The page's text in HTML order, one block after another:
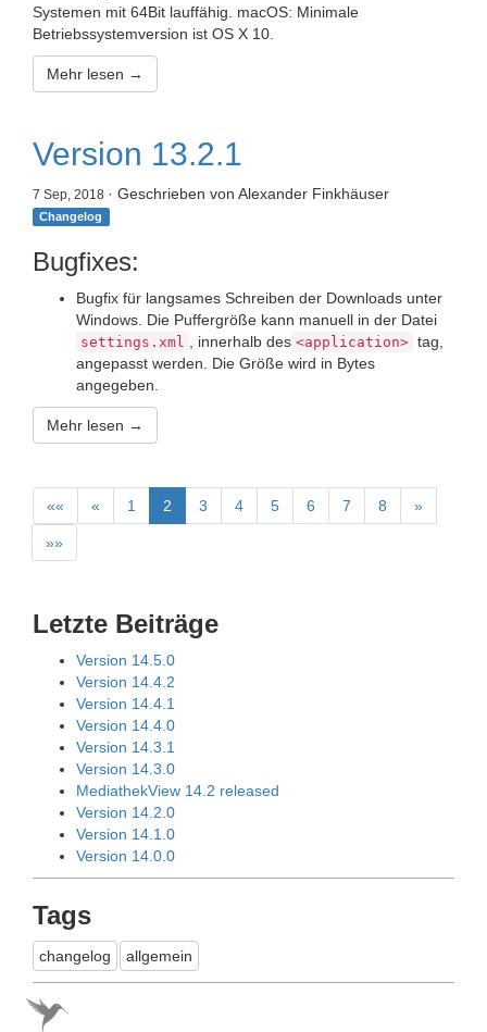
Systemen mit 64Bit lauffähig. macOS: Minimale
Betriebssystemversion ist OS X 10.
Mehr lesen →
Version 13.2.1
7 Sep, 2018 · Geschrieben von Alexander Finkhäuser
Changelog
Bugfixes:
Bugfix für langsames Schreiben der Downloads unter
Windows. Die Puffergröße kann manuell in der Datei
settings.xml , innerhalb des <application> tag,
angepasst werden. Die Größe wird in Bytes
angegeben.
Mehr lesen →
«« « 1 2 3 4 5 6 7 8 »
»»
Letzte Beiträge
Version 14.5.0
Version 14.4.2
Version 14.4.1
Version 14.4.0
Version 14.3.1
Version 14.3.0
MediathekView 14.2 released
Version 14.2.0
Version 14.1.0
Version 14.0.0
Tags
changelog allgemein